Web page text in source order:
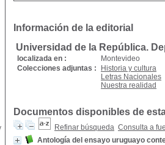
Información de la editorial
Universidad de la República.
localizada en :
Montevideo
Colecciones adjuntas :
Historia y cultura
Letras Nacionales
Nuestra realidad
Documentos disponibles de
Refinar búsqueda Consulta a
Antología del ensayo uruguayo